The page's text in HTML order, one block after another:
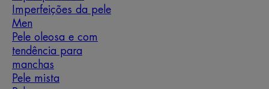
Imperfeições da pele
Men
Pele oleosa e com
tendência para
manchas
Pele mista